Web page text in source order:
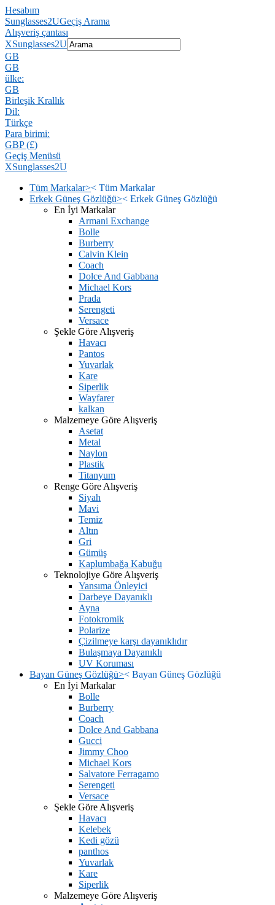
Hesabım
Sunglasses2UGeçiş Arama
Alışveriş çantası
XSunglasses2U
GB
GB
ülke:
GB
Birleşik Krallık
Dil:
Türkçe
Para birimi:
GBP (£)
Geçiş Menüsü
XSunglasses2U
Tüm Markalar>< Tüm Markalar
Erkek Güneş Gözlüğü>< Erkek Güneş Gözlüğü
En İyi Markalar
Armani Exchange
Bolle
Burberry
Calvin Klein
Coach
Dolce And Gabbana
Michael Kors
Prada
Serengeti
Versace
Şekle Göre Alışveriş
Havacı
Pantos
Yuvarlak
Kare
Siperlik
Wayfarer
kalkan
Malzemeye Göre Alışveriş
Asetat
Metal
Naylon
Plastik
Titanyum
Renge Göre Alışveriş
Siyah
Mavi
Temiz
Altın
Gri
Gümüş
Kaplumbağa Kabuğu
Teknolojiye Göre Alışveriş
Yansıma Önleyici
Darbeye Dayanıklı
Ayna
Fotokromik
Polarize
Çizilmeye karşı dayanıklıdır
Bulaşmaya Dayanıklı
UV Koruması
Bayan Güneş Gözlüğü>< Bayan Güneş Gözlüğü
En İyi Markalar
Bolle
Burberry
Coach
Dolce And Gabbana
Gucci
Jimmy Choo
Michael Kors
Salvatore Ferragamo
Serengeti
Versace
Şekle Göre Alışveriş
Havacı
Kelebek
Kedi gözü
panthos
Yuvarlak
Kare
Siperlik
Malzemeye Göre Alışveriş